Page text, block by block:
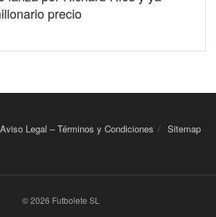
precio
Aviso Legal – Términos y Condiciones Sitemap
© 2026 Futbolete SL